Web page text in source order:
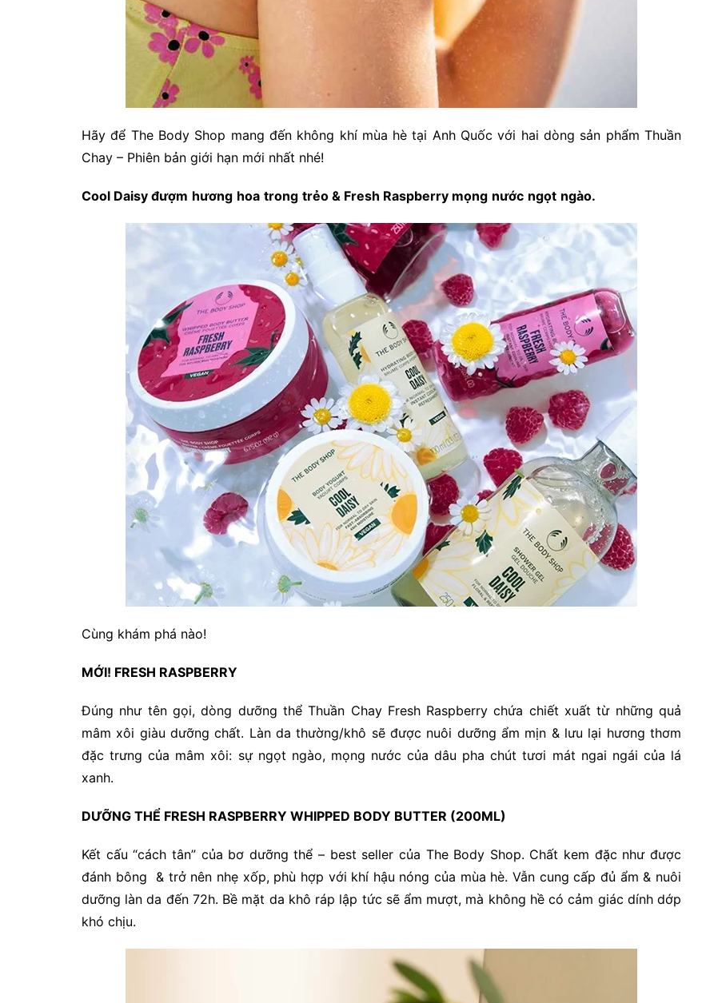
Hãy để The Body Shop mang đến không khí mùa hè tại Anh Quốc với hai dòng sản phẩm Thuần
Chay – Phiên bản giới hạn mới nhất nhé!
Cool Daisy đượm hương hoa trong trẻo & Fresh Raspberry mọng nước ngọt ngào.
Cùng khám phá nào!
MỚI! FRESH RASPBERRY
Đúng như tên gọi, dòng dưỡng thể Thuần Chay Fresh Raspberry chứa chiết xuất từ những quả
mâm xôi giàu dưỡng chất. Làn da thường/khô sẽ được nuôi dưỡng ẩm mịn & lưu lại hương thơm
đặc trưng của mâm xôi: sự ngọt ngào, mọng nước của dâu pha chút tươi mát ngai ngái của lá
xanh.
DƯỠNG THỂ FRESH RASPBERRY WHIPPED BODY BUTTER (200ML)
Kết cấu “cách tân” của bơ dưỡng thể – best seller của The Body Shop. Chất kem đặc như được
đánh bông & trở nên nhẹ xốp, phù hợp với khí hậu nóng của mùa hè. Vẫn cung cấp đủ ẩm & nuôi
dưỡng làn da đến 72h. Bề mặt da khô ráp lập tức sẽ ẩm mượt, mà không hề có cảm giác dính dớp
khó chịu.